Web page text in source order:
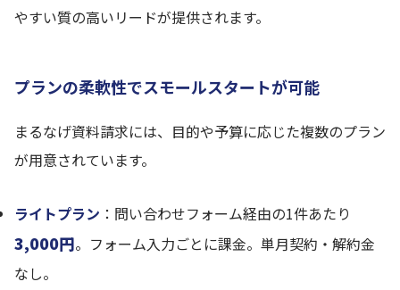
やすい質の高いリードが提供されます。
プランの柔軟性でスモールスタートが可能
まるなげ資料請求には、目的や予算に応じた複数のプラン
が用意されています。
ライトプラン ：問い合わせフォーム経由の1件あたり
3,000円。フォーム入力ごとに課金。単月契約・解約金
なし。